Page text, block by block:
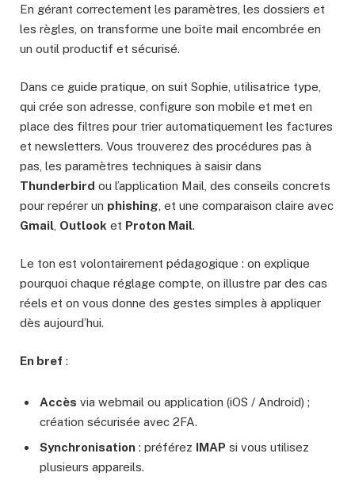
En gérant correctement les paramètres, les dossiers et
les règles, on transforme une boîte mail encombrée en
un outil productif et sécurisé.
Dans ce guide pratique, on suit Sophie, utilisatrice type,
qui crée son adresse, configure son mobile et met en
place des filtres pour trier automatiquement les factures
et newsletters. Vous trouverez des procédures pas à
pas, les paramètres techniques à saisir dans
Thunderbird ou l’application Mail, des conseils concrets
pour repérer un phishing , et une comparaison claire avec
Gmail Outlook et Proton Mail.
Le ton est volontairement pédagogique : on explique
pourquoi chaque réglage compte, on illustre par des cas
réels et on vous donne des gestes simples à appliquer
dès aujourd’hui.
En bref :
Accès via webmail ou application (iOS / Android) ;
création sécurisée avec 2FA.
Synchronisation : préférez IMAP si vous utilisez
plusieurs appareils.